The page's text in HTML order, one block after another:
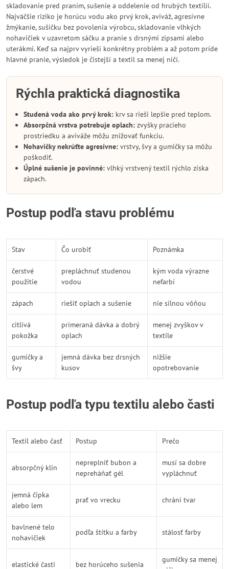
skladovanie pred praním, sušenie a oddelenie od hrubých textílií.
Najväčšie riziko je horúcu vodu ako prvý krok, aviváž, agresívne
žmýkanie, sušičku bez povolenia výrobcu, skladovanie vlhkých
nohavičiek v uzavretom sáčku a pranie s drsnými zipsami alebo
uterákmi. Keď sa najprv vyrieši konkrétny problém a až potom príde
hlavné pranie, výsledok je čistejší a textil sa menej ničí.
Rýchla praktická diagnostika
Studená voda ako prvý krok: krv sa rieši lepšie pred teplom.
Absorpčná vrstva potrebuje oplach: zvyšky pracieho
prostriedku a aviváže môžu znižovať funkciu.
Nohavičky nekrúťte agresívne: vrstvy, švy a gumičky sa môžu
poškodiť.
Úplné sušenie je povinné: vlhký vrstvený textil rýchlo získa
zápach.
Postup podľa stavu problému
Stav Čo urobiť Poznámka
čerstvé
použitie
prepláchnuť studenou
vodou
kým voda výrazne
nefarbí
zápach riešiť oplach a sušenie nie silnou vôňou
citlivá
pokožka
primeraná dávka a dobrý
oplach
menej zvyškov v
textile
gumičky a
švy
jemná dávka bez drsných
kusov
nižšie
opotrebovanie
Postup podľa typu textilu alebo časti
Textil alebo časť Postup Prečo
absorpčný klin
nepreplniť bubon a
nepreháňať gél
musí sa dobre
vypláchnuť
jemná čipka
alebo lem
prať vo vrecku chráni tvar
bavlnené telo
nohavičiek
podľa štítku a farby stálosť farby
elastické časti bez horúceho sušenia
gumičky sa menej